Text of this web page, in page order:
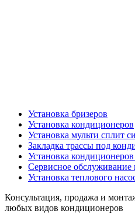
Установка бризеров
Установка кондиционеров
Установка мульти сплит
Закладка трассы под
Установка кондиционеров
Сервисное обслуживание
Установка теплового
Консультация, продажа и
любых видов кондиционеров